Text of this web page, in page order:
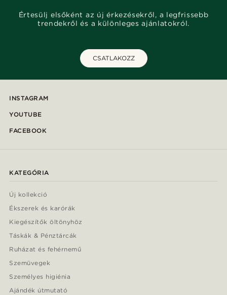
Értesülj elsőként az új érkezésekről, a legfrissebb
trendekről és a különleges ajánlatokról.
CSATLAKOZZ
INSTAGRAM
YOUTUBE
FACEBOOK
KATEGÓRIA
Új kollekció
Ékszerek és karórák
Kiegészítők öltönyhöz
Táskák & Pénztárcák
Ruházat és fehérnemű
Szemüvegek
Személyes higiénia
Ajándék útmutató